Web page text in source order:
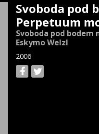
Svoboda pod
Perpetuum
Svoboda pod
Eskymo Welzl
2006